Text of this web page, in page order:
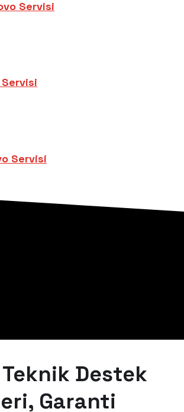
Servisi
Servisi
Servisi
Destek
Garanti